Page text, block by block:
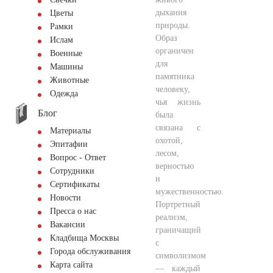
Цветы
Рамки
Ислам
Военные
Машины
Животные
Одежда
Блог
Материалы
Эпитафии
Вопрос - Ответ
Сотрудники
Сертификаты
Новости
Пресса о нас
Вакансии
Кладбища Москвы
Города обслуживания
Карта сайта
дыхания
природы.
Образ
органичен
для
памятника
человеку,
чья жизнь
была
связана с
охотой,
лесом,
верностью
и
мужественностью.
Портретный
реализм,
граничащий
с
символизмом
— каждый